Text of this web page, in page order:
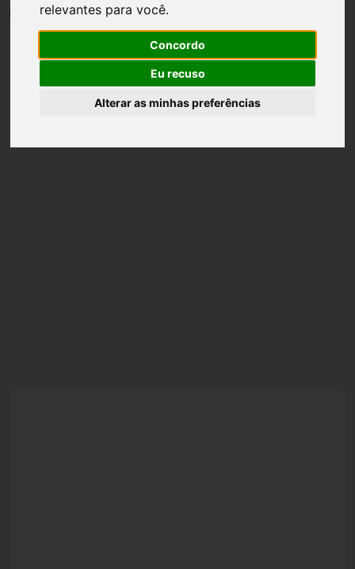
relevantes para você.
Concordo
Eu recuso
Alterar as minhas preferências
por Luh Dantas • 15 janeiro •